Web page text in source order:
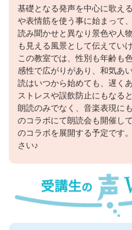
基礎となる発声を中心に歌え
や表情筋を使う事に始まって
読み聞かせと異なり景色や人
も見える風景として伝えていけ
この教室では、性別も年齢も
感性で広がりがあり、和気あ
読はいつから始めても、遅く
ストレスや誤飲防止にもなる
朗読のみでなく、音楽表現に
のコラボにて朗読会も開催し
のコラボを展開する予定です
さい♪